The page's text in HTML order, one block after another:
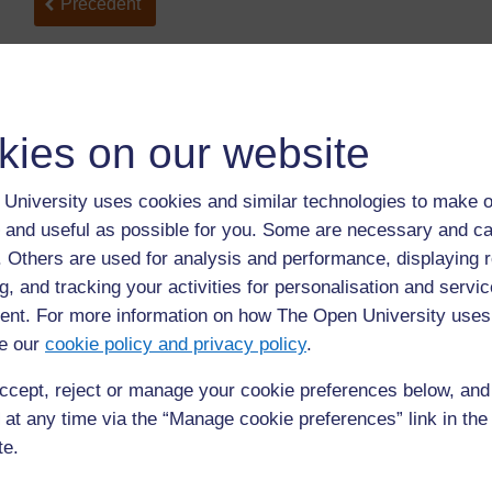
on our website
University uses cookies and similar technologies to make
useful as possible for you. Some are necessary and
Others are used for analysis and performance, displaying
and tracking your activities for personalisation and
For more information on how The Open University
our cookie policy and privacy policy.
reject or manage your cookie preferences below,
any time via the “Manage cookie preferences” link in
Précédent
Pour de plus amples informations, référez-vous à notre foire
questions qui peut vous fournir l'aide nécessaire.
Si vous avez un souci quelconque concernant ce site,